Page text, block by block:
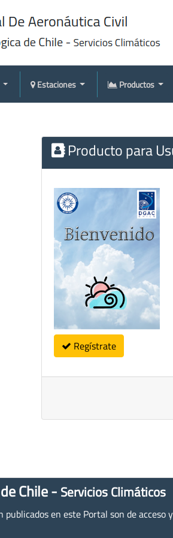
Estaciones Productos
Producto para
Regístrate
Chile - Servicios Climáticos
en este Portal son de